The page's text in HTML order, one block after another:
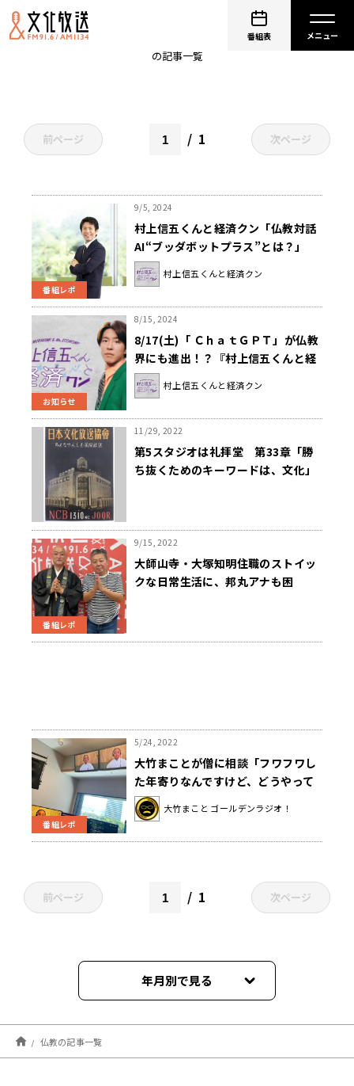
番組表
の記事一覧
前ページ 1 次ページ
番組レポ
9/5, 2024
村上信五くんと経済クン「仏教対話
AI“ブッダボットプラス”とは？」
村上信五くんと経済クン
お知らせ
8/15, 2024
8/17(土)「 ＣｈａｔＧＰＴ」が仏教
界にも進出！？『村上信五くんと経
済クン』
村上信五くんと経済クン
11/29, 2022
第5スタジオは礼拝堂 第33章「勝
ち抜くためのキーワードは、文化」
番組レポ
9/15, 2022
大師山寺・大塚知明住職のストイッ
クな日常生活に、邦丸アナも困
番組レポ
5/24, 2022
大竹まことが僧に相談「フワフワし
た年寄りなんですけど、どうやって
生きていけば…」
大竹まこと ゴールデンラジオ！
前ページ 1 次ページ
年月別で見る
2024年09月
2024年08月
仏教の記事一覧